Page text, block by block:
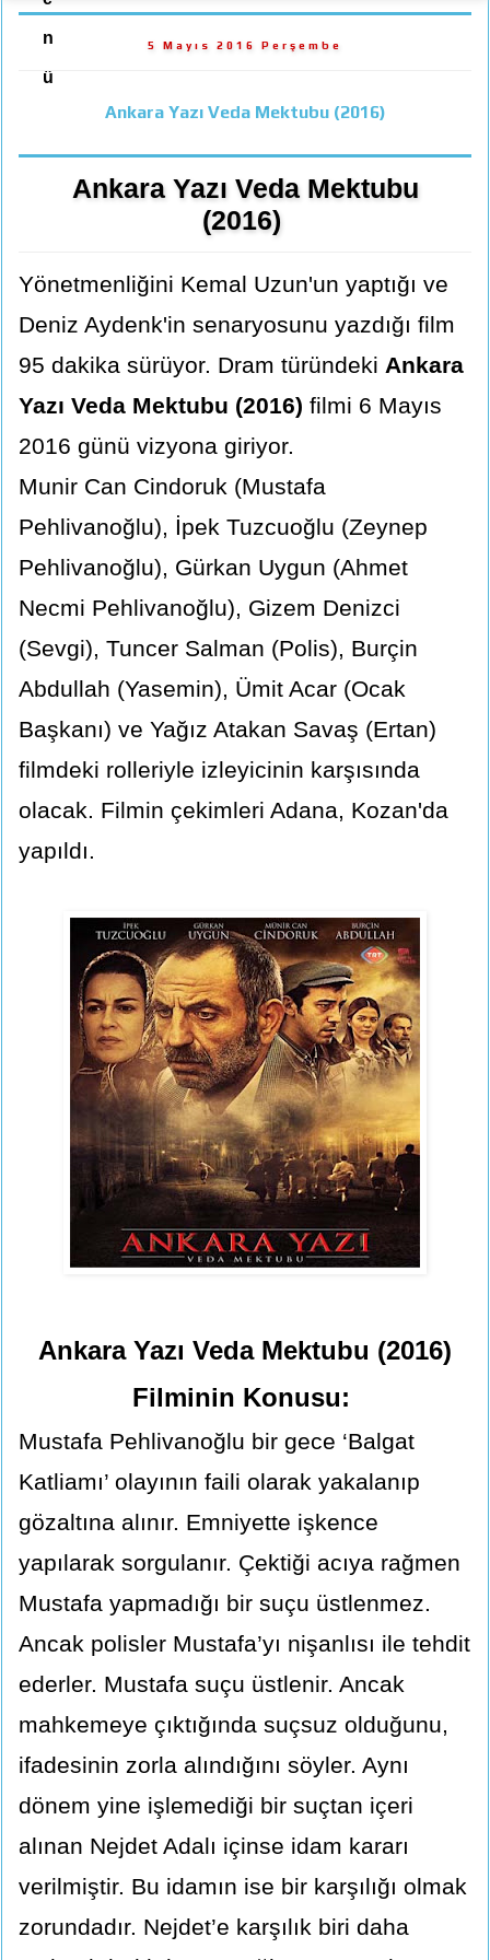
n
ü
5 Mayıs 2016 Perşembe
Ankara Yazı Veda Mektubu (2016)
Ankara Yazı Veda Mektubu
(2016)
Yönetmenliğini Kemal Uzun'un yaptığı ve
Deniz Aydenk'in senaryosunu yazdığı film
95 dakika sürüyor. Dram türündeki Ankara
Yazı Veda Mektubu (2016) filmi 6 Mayıs
2016 günü vizyona giriyor.
Munir Can Cindoruk (Mustafa
Pehlivanoğlu), İpek Tuzcuoğlu (Zeynep
Pehlivanoğlu), Gürkan Uygun (Ahmet
Necmi Pehlivanoğlu), Gizem Denizci
(Sevgi), Tuncer Salman (Polis), Burçin
Abdullah (Yasemin), Ümit Acar (Ocak
Başkanı) ve Yağız Atakan Savaş (Ertan)
filmdeki rolleriyle izleyicinin karşısında
olacak. Filmin çekimleri Adana, Kozan'da
yapıldı.
Ankara Yazı Veda Mektubu (2016)
Filminin Konusu:
Mustafa Pehlivanoğlu bir gece ‘Balgat
Katliamı’ olayının faili olarak yakalanıp
gözaltına alınır. Emniyette işkence
yapılarak sorgulanır. Çektiği acıya rağmen
Mustafa yapmadığı bir suçu üstlenmez.
Ancak polisler Mustafa’yı nişanlısı ile tehdit
ederler. Mustafa suçu üstlenir. Ancak
mahkemeye çıktığında suçsuz olduğunu,
ifadesinin zorla alındığını söyler. Aynı
dönem yine işlemediği bir suçtan içeri
alınan Nejdet Adalı içinse idam kararı
verilmiştir. Bu idamın ise bir karşılığı olmak
zorundadır. Nejdet’e karşılık biri daha